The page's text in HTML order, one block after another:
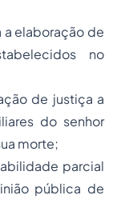
elaboração de
no
de justiça a
do senhor
morte;
parcial
pública de